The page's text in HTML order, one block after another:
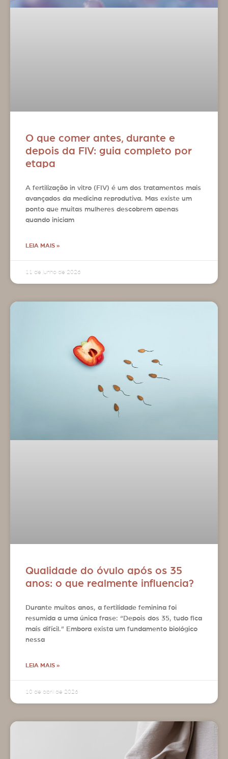
O que comer antes, durante e
depois da FIV: guia completo por
etapa
A fertilização in vitro (FIV) é um dos tratamentos mais
avançados da medicina reprodutiva. Mas existe um
ponto que muitas mulheres descobrem apenas
quando iniciam
LEIA MAIS »
11 de junho de 2026
Qualidade do óvulo após os 35
anos: o que realmente influencia?
Durante muitos anos, a fertilidade feminina foi
resumida a uma única frase: “Depois dos 35, tudo fica
mais difícil.” Embora exista um fundamento biológico
nessa
LEIA MAIS »
10 de abril de 2026